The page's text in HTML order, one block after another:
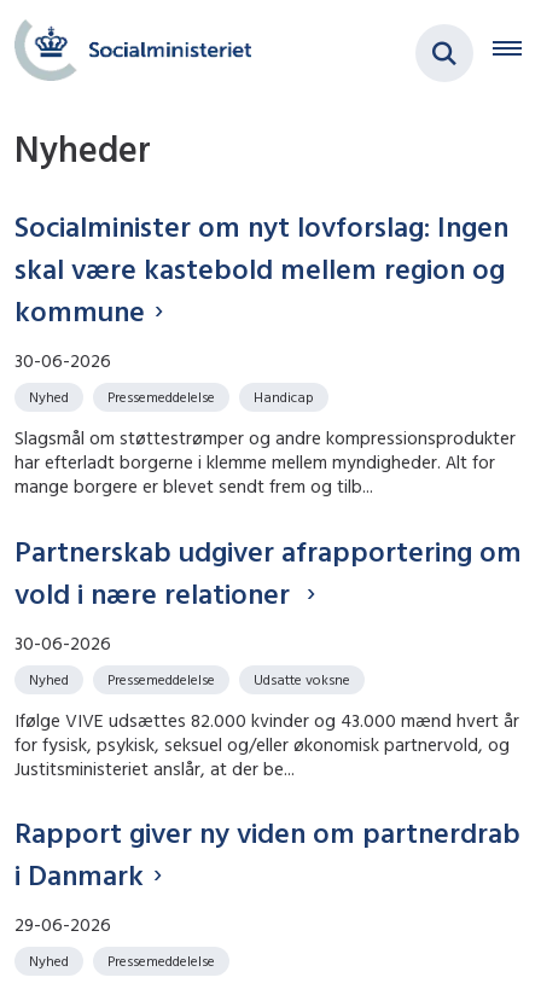
Nyheder
Socialminister om nyt lovforslag: Ingen
skal være kastebold mellem region og
kommune
30-06-2026
Nyhed Pressemeddelelse Handicap
Slagsmål om støttestrømper og andre kompressionsprodukter
har efterladt borgerne i klemme mellem myndigheder. Alt for
mange borgere er blevet sendt frem og tilb...
Partnerskab udgiver afrapportering om
vold i nære relationer
30-06-2026
Nyhed Pressemeddelelse Udsatte voksne
Ifølge VIVE udsættes 82.000 kvinder og 43.000 mænd hvert år
for fysisk, psykisk, seksuel og/eller økonomisk partnervold, og
Justitsministeriet anslår, at der be...
Rapport giver ny viden om partnerdrab
i Danmark
29-06-2026
Nyhed Pressemeddelelse